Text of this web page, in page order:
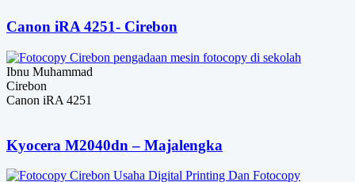
Canon iRA 4251- Cirebon
Ibnu Muhammad
Cirebon
Canon iRA 4251
Kyocera M2040dn – Majalengka